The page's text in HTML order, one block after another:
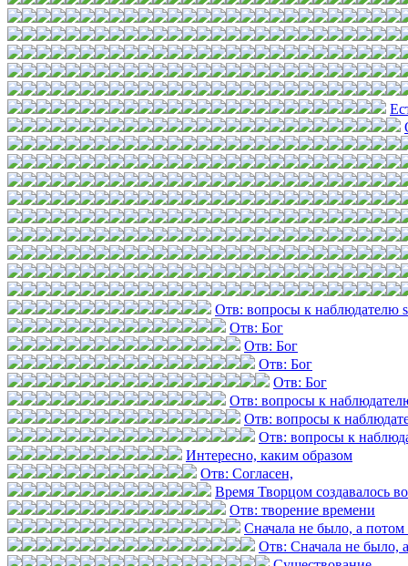
Отв: вопросы к наблюдателю
Отв: Бог
Отв: Бог
Отв: Бог
Отв: Бог
Отв: вопросы к
Отв: вопросы к
Отв: вопросы к
Интересно, каким образом
Отв: Согласен,
Время Творцом создавалось
Отв: творение времени
Сначала не было, а потом
Отв: Сначала не было,